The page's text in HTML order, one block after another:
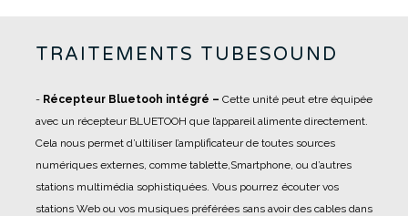
TRAITEMENTS TUBESOUND
- Récepteur Bluetooh intégré – Cette unité peut etre équipée
avec un récepteur BLUETOOH que l’appareil alimente directement.
Cela nous permet d’ultiliser l’amplificateur de toutes sources
numériques externes, comme tablette,Smartphone, ou d’autres
stations multimédia sophistiquées. Vous pourrez écouter vos
stations Web ou vos musiques préférées sans avoir des cables dans